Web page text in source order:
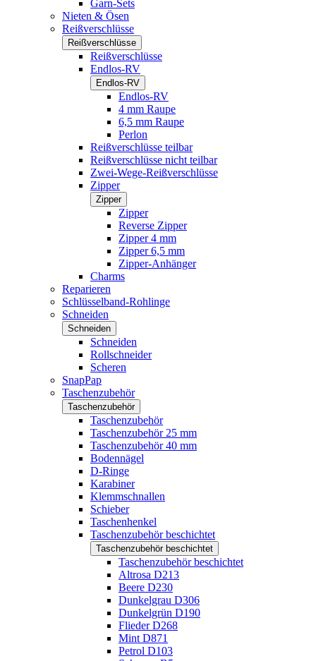
Garn-Sets
Nieten & Ösen
Reißverschlüsse
Reißverschlüsse
Reißverschlüsse
Endlos-RV
Endlos-RV
Endlos-RV
4 mm Raupe
6,5 mm Raupe
Perlon
Reißverschlüsse teilbar
Reißverschlüsse nicht teilbar
Zwei-Wege-Reißverschlüsse
Zipper
Zipper
Zipper
Reverse Zipper
Zipper 4 mm
Zipper 6,5 mm
Zipper-Anhänger
Charms
Reparieren
Schlüsselband-Rohlinge
Schneiden
Schneiden
Schneiden
Rollschneider
Scheren
SnapPap
Taschenzubehör
Taschenzubehör
Taschenzubehör
Taschenzubehör 25 mm
Taschenzubehör 40 mm
Bodennägel
D-Ringe
Karabiner
Klemmschnallen
Schieber
Taschenhenkel
Taschenzubehör beschichtet
Taschenzubehör beschichtet
Taschenzubehör beschichtet
Altrosa D213
Beere D230
Dunkelgrau D306
Dunkelgrün D190
Flieder D268
Mint D871
Petrol D103